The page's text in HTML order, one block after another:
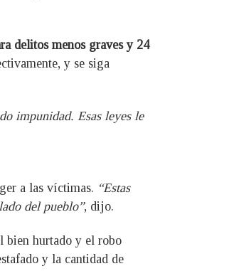
delitos menos graves y 24
y se siga
impunidad. Esas leyes le
a las víctimas. “Estas
del pueblo”, dijo.
bien hurtado y el robo
y la cantidad de